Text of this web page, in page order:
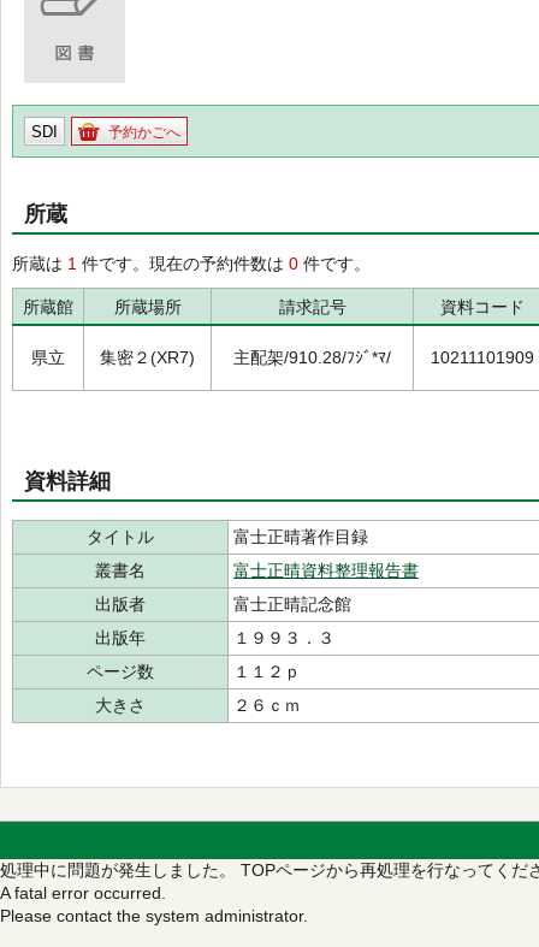
SDI 予約かごへ
所蔵
所蔵は 1 件です。現在の予約件数は 0 件です。
所蔵館 所蔵場所 請求記号 資料コード
県立 集密２(XR7) 主配架/910.28/ﾌｼﾞ*ﾏ/ 10211101909
資料詳細
タイトル
富士正晴著作目録
叢書名
富士正晴資料整理報告書
出版者
富士正晴記念館
出版年
１９９３．３
ページ数
１１２ｐ
大きさ
２６ｃｍ
処理中に問題が発生しました。 TOPページから再処理を行なってくだ
A fatal error occurred.
Please contact the system administrator.